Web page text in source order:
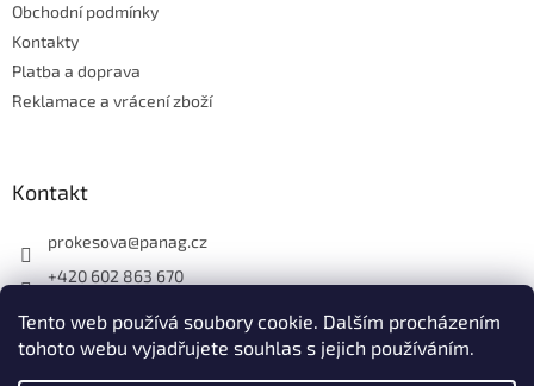
Tento web používá soubory cookie. Dalším procházením
tohoto webu vyjadřujete souhlas s jejich používáním.
Obchodní podmínky
Kontakty
Platba a doprava
Reklamace a vrácení zboží
Kontakt
prokesova@panag.cz
+420 602 863 670